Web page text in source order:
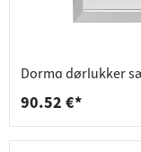
Dorma dørlukker
90.52 €*